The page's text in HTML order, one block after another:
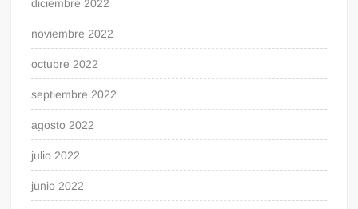
diciembre 2022
noviembre 2022
octubre 2022
septiembre 2022
agosto 2022
julio 2022
junio 2022